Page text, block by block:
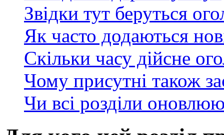
Звідки тут беруться
Як часто додаються
Скільки часу дійсне
Чому присутні також
Чи всі розділи